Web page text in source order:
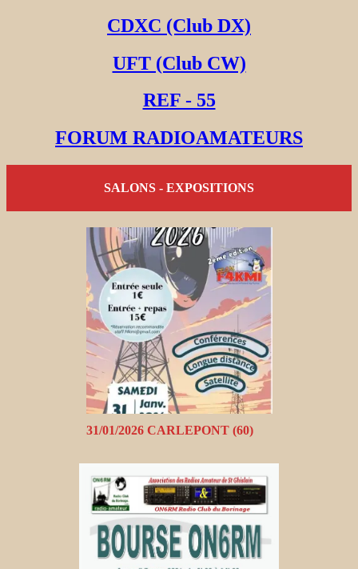
CDXC (Club DX)
UFT (Club CW)
REF - 55
FORUM RADIOAMATEURS
SALONS - EXPOSITIONS
31/01/2026 CARLEPONT (60)